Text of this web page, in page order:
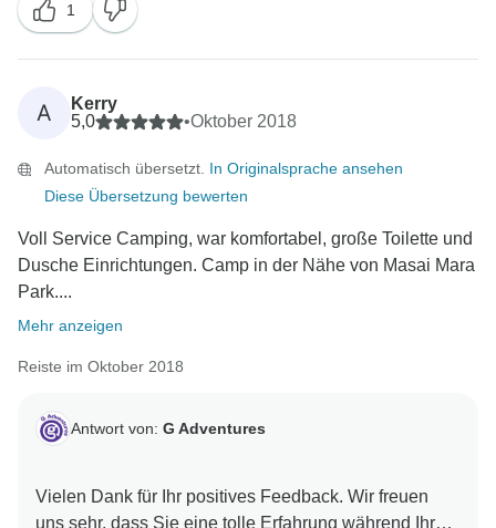
1
A
Kerry
5,0
•Oktober 2018
Automatisch übersetzt. In Originalsprache ansehen
Diese Übersetzung bewerten
Voll Service Camping, war komfortabel, große Toilette und
Dusche Einrichtungen. Camp in der Nähe von Masai Mara
Park....
Mehr anzeigen
Reiste im Oktober 2018
Antwort von: G Adventures
Vielen Dank für Ihr positives Feedback. Wir freuen
uns sehr, dass Sie eine tolle Erfahrung während Ihrer